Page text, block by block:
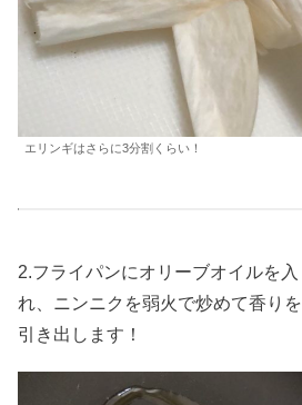
エリンギはさらに3分割くらい！
2.フライパンにオリーブオイルを入
れ、ニンニクを弱火で炒めて香りを
引き出します！